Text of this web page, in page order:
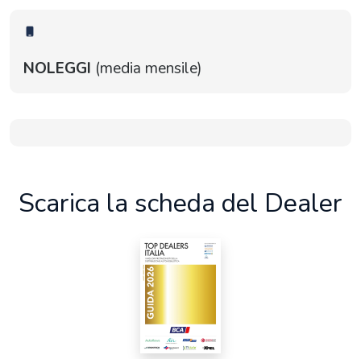
NOLEGGI (media mensile)
Scarica la scheda del Dealer